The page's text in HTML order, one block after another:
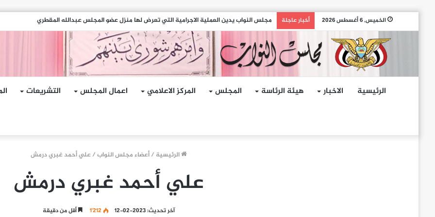
الخميس, 6 أغسطس 2026 أخبار عاجلة مجلس النواب يدين الهجمات الإرهابية الحوثية التي استهدفت السفينة الهندية في البحر الأحمر
الرئيسية الاخبار هيئة الرئاسة المجلس المركز الاعلامي اعمال المجلس التشريعات
الرئيسية /أعضاء مجلس النواب/علي أحمد غبري درمش
علي أحمد غبري درمش
آخر تحديث: 2023-02-12 1٬212 أقل من دقيقة